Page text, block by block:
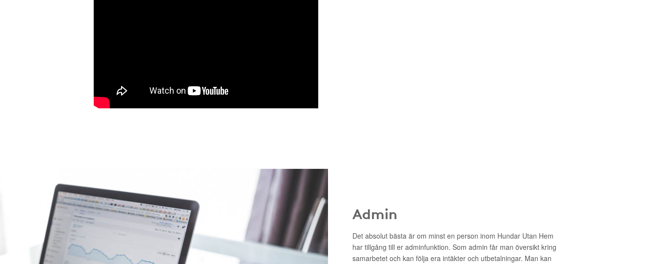
Admin
Det absolut bästa är om minst en person inom Hundar Utan Hem
har tillgång till er adminfunktion. Som admin får man översikt kring
samarbetet och kan följa era intäkter och utbetalningar. Man kan